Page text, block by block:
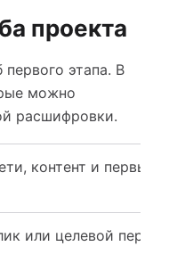
проекта
этапа. В
можно
расшифровки.
контент и первые
или целевой